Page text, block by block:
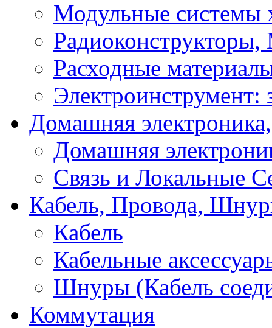
Модульные системы
Расходные
Электроинструмент:
Домашняя
Домашняя
Связь и Локальные
Кабель, Провода,
Кабель
Кабельные
Шнуры (Кабель
Коммутация